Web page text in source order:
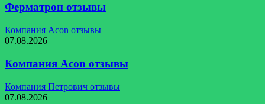
Ферматрон отзывы
Компания Acon отзывы
07.08.2026
Компания Acon отзывы
Компания Петрович отзывы
07.08.2026